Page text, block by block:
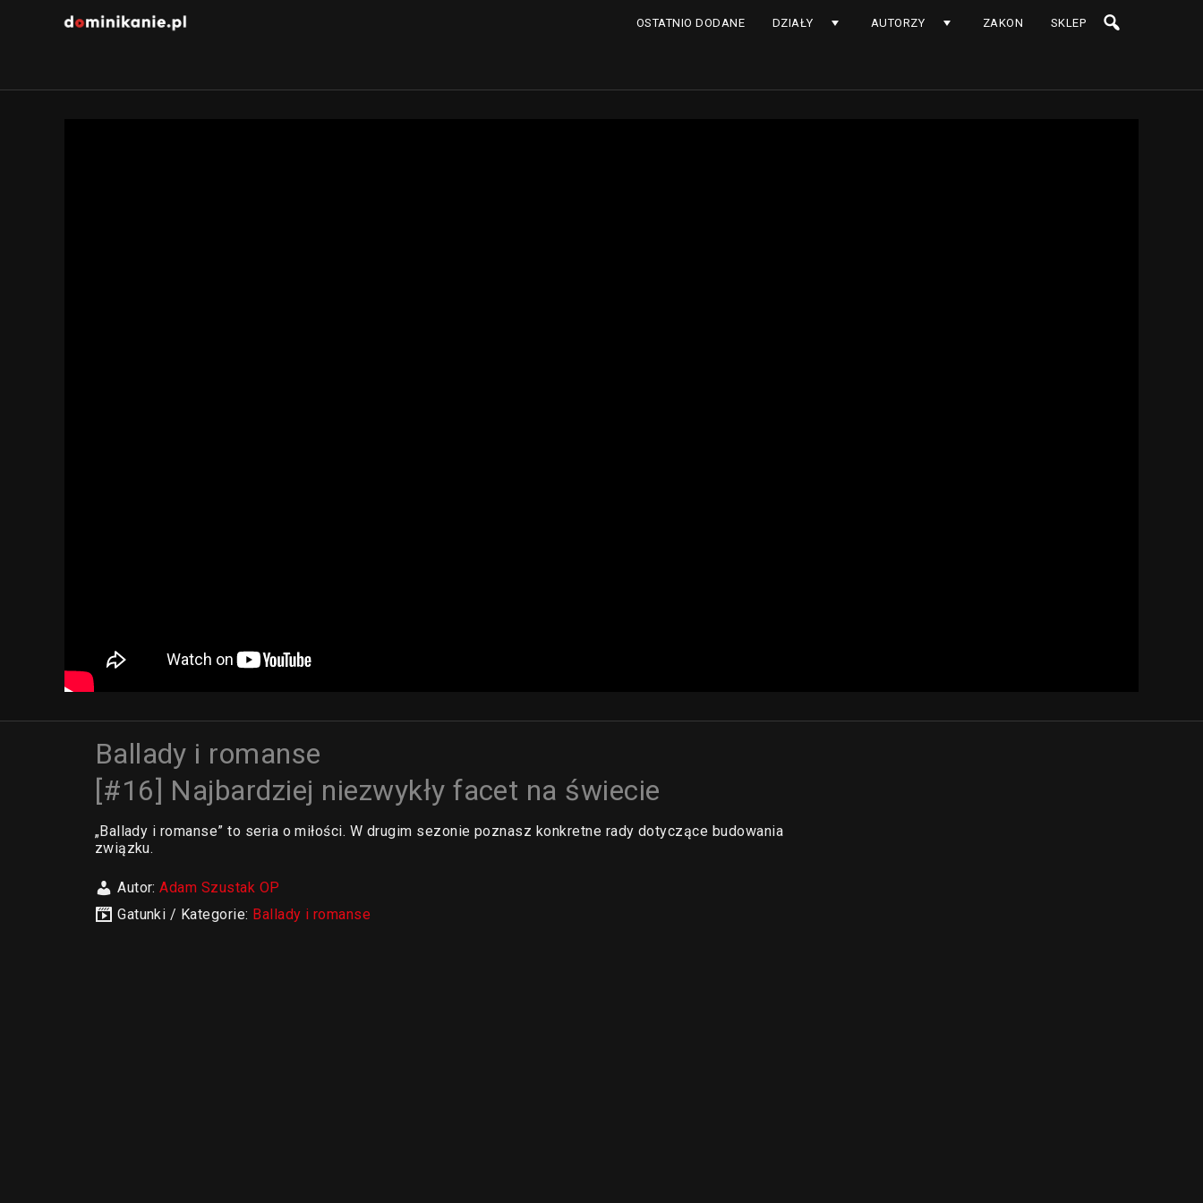
OSTATNIO DODANE DZIAŁY AUTORZY ZAKON SKLEP
Ballady i romanse
[#16] Najbardziej niezwykły facet na świecie
„Ballady i romanse” to seria o miłości. W drugim sezonie poznasz konkretne rady dotyczące budowania
związku.
Autor:Adam Szustak OP
Gatunki / Kategorie: Ballady i romanse